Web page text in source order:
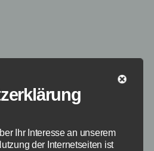
Ihr Interesse an unserem
der Internetseiten ist